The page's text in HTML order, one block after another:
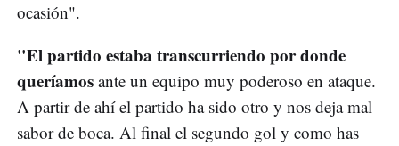
ocasión".
"El partido estaba transcurriendo por donde
queríamos ante un equipo muy poderoso en ataque.
A partir de ahí el partido ha sido otro y nos deja mal
sabor de boca. Al final el segundo gol y como has